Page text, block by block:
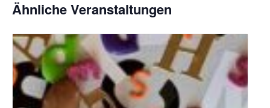
Ähnliche Veranstaltungen